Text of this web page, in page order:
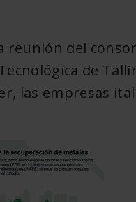
reunión del
de
las empresas